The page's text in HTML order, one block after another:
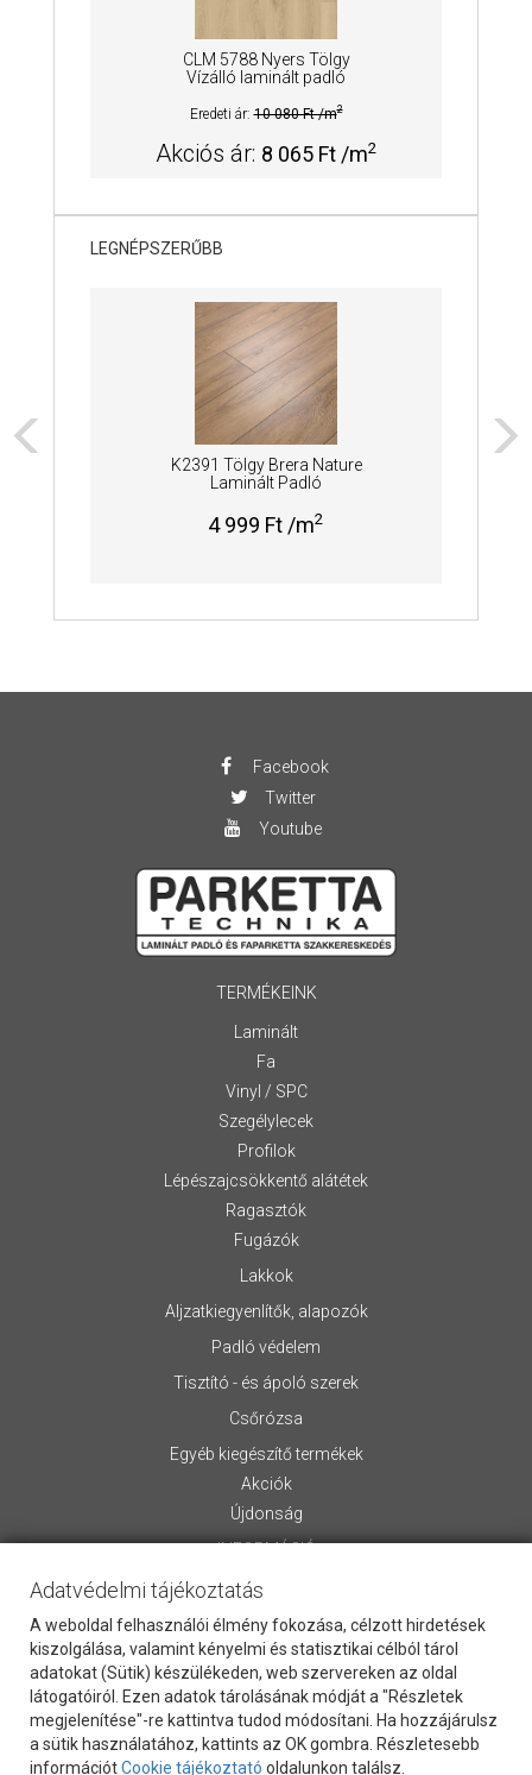
CLM 5788 Nyers Tölgy
Vízálló laminált padló
Eredeti ár:10 080 Ft /m2
Akciós ár: 8 065 Ft /m2
LEGNÉPSZERŰBB
K2391 Tölgy Brera Nature
Laminált Padló
4 999 Ft /m2
Facebook
Twitter
Youtube
TERMÉKEINK
Laminált
Fa
Vinyl / SPC
Szegélylecek
Profilok
Lépészajcsökkentő alátétek
Ragasztók
Fugázók
Lakkok
Aljzatkiegyenlítők, alapozók
Padló védelem
Tisztító - és ápoló szerek
Csőrózsa
Egyéb kiegészítő termékek
Akciók
Újdonság
INFORMÁCIÓ
Rólunk
Általános Szerződési Feltételek
Szállítási információk
Letölthető anyagok
Kapcsolat
Vevőszolgálat
Cookie Szabályzat
Adatvédelmi tájékoztatás
A weboldal felhasználói élmény fokozása, célzott hirdetések
kiszolgálása, valamint kényelmi és statisztikai célból tárol
adatokat (Sütik) készülékeden, web szervereken az oldal
látogatóiról. Ezen adatok tárolásának módját a "Részletek
megjelenítése"-re kattintva tudod módosítani. Ha hozzájárulsz
a sütik használatához, kattints az OK gombra. Részletesebb
információtCookie tájékoztató oldalunkon találsz.